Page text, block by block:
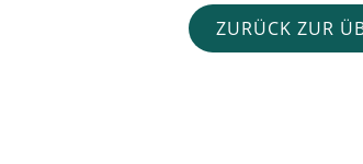
ZURÜCK ZUR